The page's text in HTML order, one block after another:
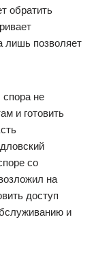
обратить
лишь позволяет
спора не
и готовить
со
на
доступ
и